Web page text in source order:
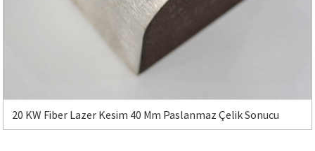
20 KW Fiber Lazer Kesim 40 Mm Paslanmaz Çelik Sonucu